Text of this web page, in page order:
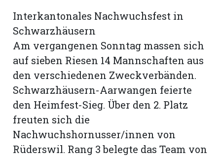
Interkantonales Nachwuchsfest in
Schwarzhäusern
Am vergangenen Sonntag massen sich
auf sieben Riesen 14 Mannschaften aus
den verschiedenen Zweckverbänden.
Schwarzhäusern-Aarwangen feierte
den Heimfest-Sieg. Über den 2. Platz
freuten sich die
Nachwuchshornusser/innen von
Rüderswil. Rang 3 belegte das Team von